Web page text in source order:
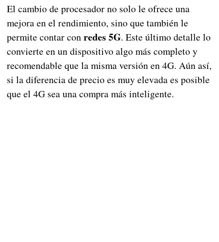
El cambio de procesador no solo le ofrece una
mejora en el rendimiento, sino que también le
permite contar conredes 5G. Este último detalle lo
convierte en un dispositivo algo más completo y
recomendable que la misma versión en 4G. Aún así,
si la diferencia de precio es muy elevada es posible
que el 4G sea una compra más inteligente.